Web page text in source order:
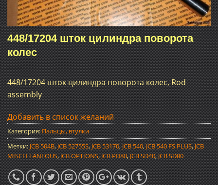
448/17204 шток цилиндра поворота
колес
448/17204 шток цилиндра поворота колес, Rod
assembly
Добавить в список желаний
Категория:Пальцы, втулки
Метки:JCB 504B,JCB 52755S,JCB 53170,JCB 540,JCB 540 FS PLUS,JCB
MISCELLANEOUS,JCB OPTIONS,JCB PD80,JCB SD40,JCB SD80